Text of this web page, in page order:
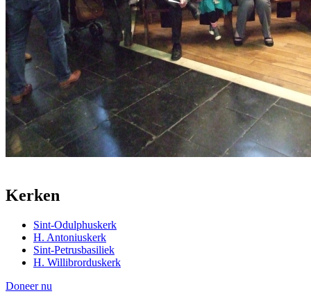
Kerken
Sint-Odulphuskerk
H. Antoniuskerk
Sint-Petrusbasiliek
H. Willibrorduskerk
Doneer nu